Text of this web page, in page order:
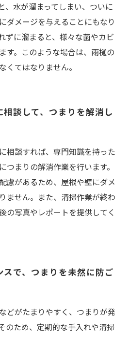
、水が溜まってしまい、ついに
ダメージを与えることにもなり
ずに溜まると、様々な菌やカビ
す。このような場合は、雨樋の
くてはなりません。
談して、つまりを解消し
相談すれば、専門知識を持った
つまりの解消作業を行います。
慮があるため、屋根や壁にダメ
ません。また、清掃作業が終わ
の写真やレポートを提供してく
で、つまりを未然に防ご
どがたまりやすく、つまりが発
のため、定期的な手入れや清掃